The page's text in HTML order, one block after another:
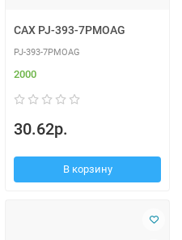
CAX PJ-393-7PMOAG
PJ-393-7PMOAG
2000
30.62р.
В корзину